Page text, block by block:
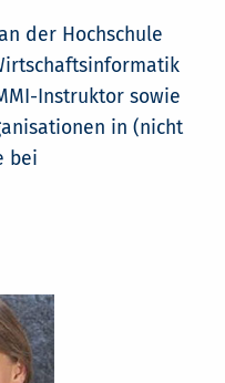
der Hochschule
Instruktor sowie
in (nicht
bei